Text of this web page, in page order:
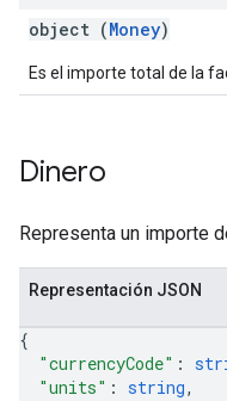
object (Money)
Es el importe total de la
Dinero
Representa un importe
Representación JSON
{
"currencyCode" :
"units" : string,